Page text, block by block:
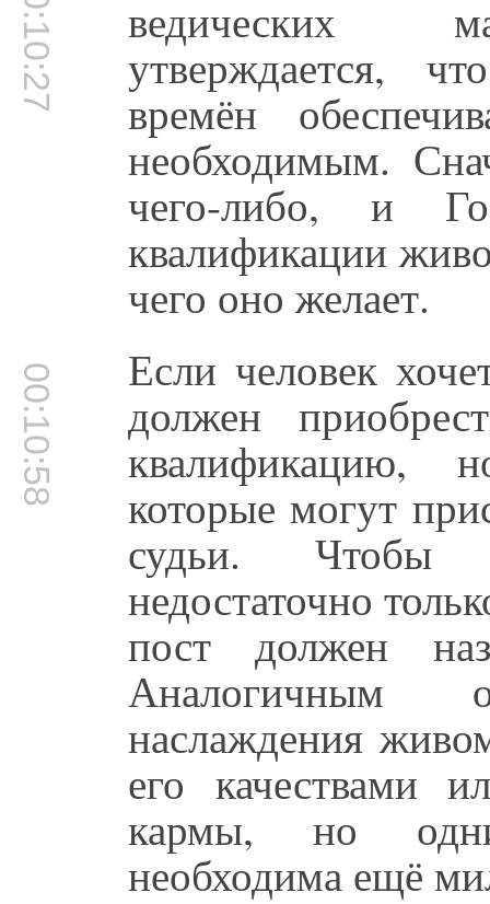
00:10:27 ведических
утверждается,
времён
необходимым.
чего-либо, и
квалификации
чего оно желает.
00:10:58 Если человек
должен
квалификацию,
которые могут
судьи. Чтобы
недостаточно
пост должен
Аналогичным
наслаждения
его качествами
кармы, но
необходима ещё